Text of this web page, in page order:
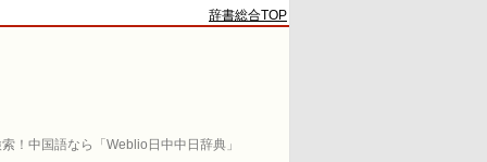
！中国語なら「Weblio日中中日辞典」
辞書総合TOP